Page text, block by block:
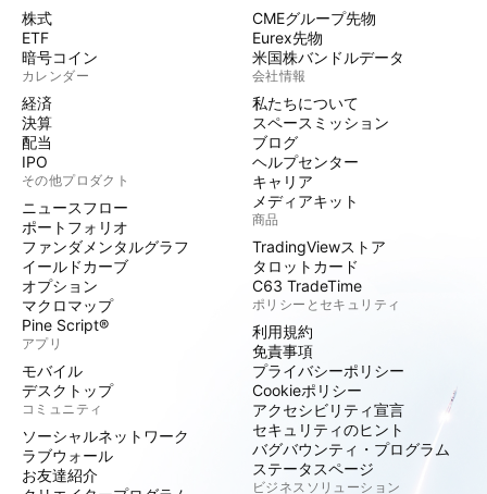
株式
ETF
暗号コイン
カレンダー
経済
決算
配当
IPO
その他プロダクト
ニュースフロー
ポートフォリオ
ファンダメンタルグラフ
イールドカーブ
オプション
マクロマップ
Pine Script®
アプリ
モバイル
デスクトップ
コミュニティ
ソーシャルネットワーク
ラブウォール
お友達紹介
CMEグループ先物
Eurex先物
米国株バンドルデータ
会社情報
私たちについて
スペースミッション
ブログ
ヘルプセンター
キャリア
メディアキット
商品
TradingViewストア
タロットカード
C63 TradeTime
ポリシーとセキュリティ
利用規約
免責事項
プライバシーポリシー
Cookieポリシー
アクセシビリティ宣言
セキュリティのヒント
バグバウンティ・プログラム
ステータスページ
ビジネスソリューション